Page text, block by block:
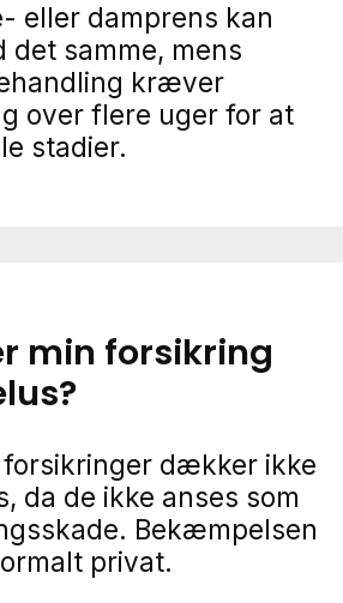
eller damprens kan
det samme, mens
kræver
over flere uger for at
stadier.
min forsikring
forsikringer dækker ikke
da de ikke anses som
Bekæmpelsen
privat.